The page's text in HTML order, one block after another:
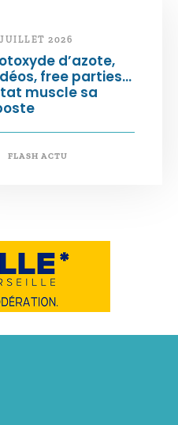
2026
d’azote,
free parties…
muscle sa
FLASH ACTU